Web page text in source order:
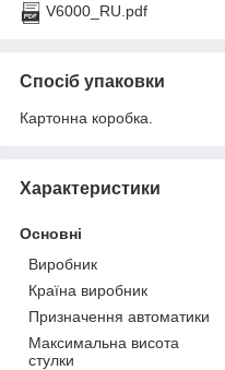
V6000_RU.pdf
Спосіб упаковки
Картонна коробка.
Характеристики
Основні
Виробник
Країна виробник
Призначення автоматики
Максимальна висота
стулки